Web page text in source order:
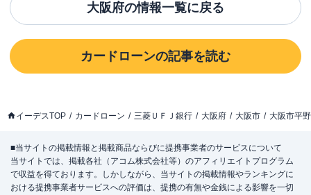
大阪府の情報一覧に戻る
カードローンの記事を読む
イーデスTOP カードローン 三菱ＵＦＪ銀行 大阪府 大阪市 大阪市平
■当サイトの掲載情報と掲載商品ならびに提携事業者のサービスについて
当サイトでは、掲載各社（アコム株式会社等）のアフィリエイトプログラム
で収益を得ております。しかしながら、当サイトの掲載情報やランキングに
おける提携事業者サービスへの評価は、提携の有無や金銭による影響を一切